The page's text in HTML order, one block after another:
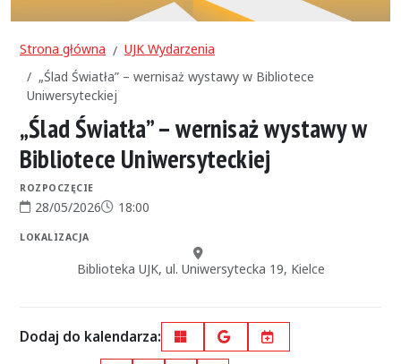
Strona główna
UJK Wydarzenia
„Ślad Światła” – wernisaż wystawy w Bibliotece
Uniwersyteckiej
„Ślad Światła” – wernisaż wystawy w
Bibliotece Uniwersyteckiej
ROZPOCZĘCIE
Data rozpoczęcia:
28/05/2026Godzina rozpoczęcia:
18:00
LOKALIZACJA
Miejsce:
Biblioteka UJK, ul. Uniwersytecka 19, Kielce
Dodaj do kalendarza: OutlookGoogle Calendar
iCal